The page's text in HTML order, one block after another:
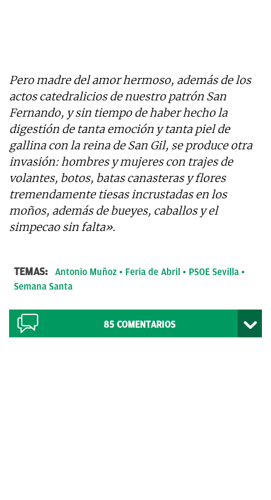
Pero madre del amor hermoso, además de los
actos catedralicios de nuestro patrón San
Fernando, y sin tiempo de haber hecho la
digestión de tanta emoción y tanta piel de
gallina con la reina de San Gil, se produce otra
invasión: hombres y mujeres con trajes de
volantes, botos, batas canasteras y flores
tremendamente tiesas incrustadas en los
moños, además de bueyes, caballos y el
simpecao sin falta».
TEMAS: Antonio Muñoz Feria de Abril
PSOE Sevilla
Semana Santa
85 COMENTARIOS